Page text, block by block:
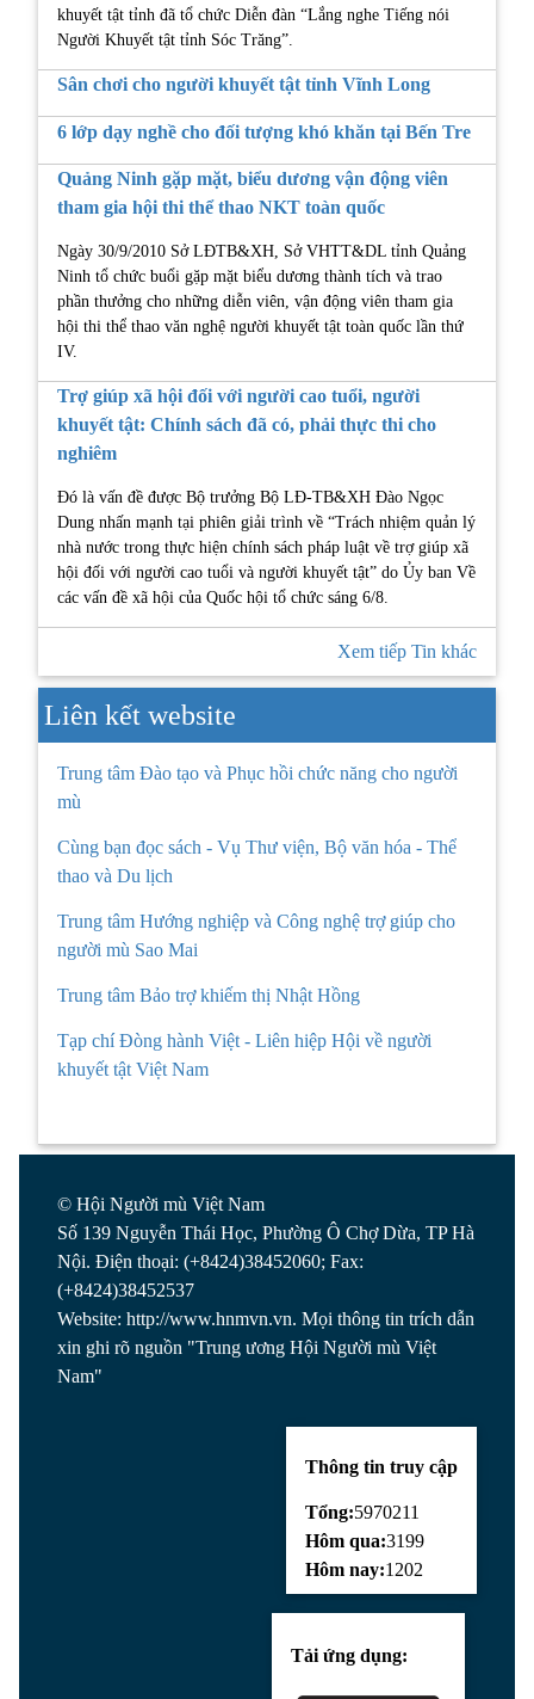
khuyết tật tỉnh đã tổ chức Diễn đàn “Lắng nghe Tiếng nói
Người Khuyết tật tỉnh Sóc Trăng”.
Sân chơi cho người khuyết tật tỉnh Vĩnh Long
6 lớp dạy nghề cho đối tượng khó khăn tại Bến Tre
Quảng Ninh gặp mặt, biểu dương vận động viên
tham gia hội thi thể thao NKT toàn quốc
Ngày 30/9/2010 Sở LĐTB&XH, Sở VHTT&DL tỉnh Quảng
Ninh tổ chức buổi gặp mặt biểu dương thành tích và trao
phần thưởng cho những diễn viên, vận động viên tham gia
hội thi thể thao văn nghệ người khuyết tật toàn quốc lần thứ
IV.
Trợ giúp xã hội đối với người cao tuổi, người
khuyết tật: Chính sách đã có, phải thực thi cho
nghiêm
Đó là vấn đề được Bộ trưởng Bộ LĐ-TB&XH Đào Ngọc
Dung nhấn mạnh tại phiên giải trình về “Trách nhiệm quản lý
nhà nước trong thực hiện chính sách pháp luật về trợ giúp xã
hội đối với người cao tuổi và người khuyết tật” do Ủy ban Về
các vấn đề xã hội của Quốc hội tổ chức sáng 6/8.
Xem tiếp Tin khác
Liên kết website
Trung tâm Đào tạo và Phục hồi chức năng cho người
mù
Cùng bạn đọc sách - Vụ Thư viện, Bộ văn hóa - Thể
thao và Du lịch
Trung tâm Hướng nghiệp và Công nghệ trợ giúp cho
người mù Sao Mai
Trung tâm Bảo trợ khiếm thị Nhật Hồng
Tạp chí Đòng hành Việt - Liên hiệp Hội về người
khuyết tật Việt Nam
© Hội Người mù Việt Nam
Số 139 Nguyễn Thái Học, Phường Ô Chợ Dừa, TP Hà
Nội. Điện thoại: (+8424)38452060; Fax:
(+8424)38452537
Website: http://www.hnmvn.vn. Mọi thông tin trích dẫn
xin ghi rõ nguồn "Trung ương Hội Người mù Việt
Nam"
Thông tin truy cập
Tổng:5970211
Hôm qua:3199
Hôm nay:1202
Tải ứng dụng: